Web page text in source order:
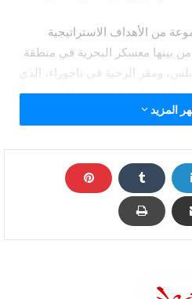
من الأهداف الاستراتيجية
من بينها معسكر البحرية في منطقة
27 غرب طرابلس، ومقر الرحبة في تاجوراء، الذي
باب تاجوراء، وبشير البقرة
الدروع”.
أردوغان في "مصراتة"
المزيد